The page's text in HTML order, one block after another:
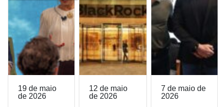
19 de maio
de 2026
12 de maio
de 2026
7 de maio de
2026